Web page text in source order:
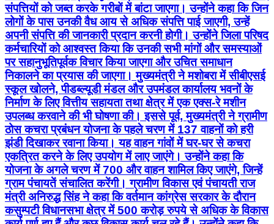
संपत्तियों को जब्त करके गरीबों में बांटा जाएगा। उन्होंने कहा कि जिन
लोगों के पास उनकी वैध आय से अधिक संपत्ति पाई जाएगी, उन्हें
अपनी संपत्ति की जानकारी प्रदान करनी होगी। उन्होंने जिला परिषद
कर्मचारियों को आश्वस्त किया कि उनकी सभी मांगों और समस्याओं
पर सहानुभूतिपूर्वक विचार किया जाएगा और उचित समाधान
निकालने का प्रयास की जाएगा। मुख्यमंत्री ने मशोबरा में सीबीएसई
स्कूल खोलने, पीडब्ल्यूडी मंडल और उपमंडल कार्यालय भवनों के
निर्माण के लिए वित्तीय सहायता तथा क्षेत्र में एक एक्स-रे मशीन
उपलब्ध करवाने की भी घोषणा की। इससे पूर्व, मुख्यमंत्री ने ग्रामीण
ठोस कचरा प्रबंधन योजना के पहले चरण में 137 वाहनों को हरी
झंडी दिखाकर रवाना किया। यह वाहन गांवों में घर-घर से कचरा
एकत्रित करने के लिए उपयोग में लाए जाएंगे। उन्होंने कहा कि
योजना के अगले चरण में 700 और वाहन शामिल किए जाएंगे, जिन्हें
ग्राम पंचायतें संचालित करेंगी। ग्रामीण विकास एवं पंचायती राज
मंत्री अनिरुद्ध सिंह ने कहा कि वर्तमान कांग्रेस सरकार के दौरान
कसुम्पटी विधानसभा क्षेत्र में 500 करोड़ रुपये से अधिक के विकास